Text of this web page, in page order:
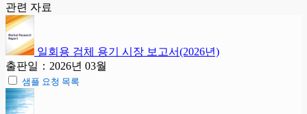
관련 자료
일회용 검체 용기 시장 보고서(2026년)
출판일：2026년 03월
샘플 요청 목록